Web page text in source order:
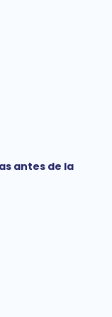
antes de la